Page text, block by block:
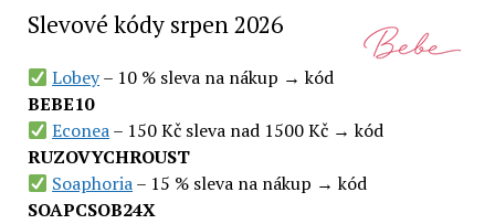
Slevové kódy srpen 2026
Lobey– 10 % sleva na nákup → kód
BEBE10
Econea– 150 Kč sleva nad 1500 Kč → kód
RUZOVYCHROUST
Soaphoria– 15 % sleva na nákup → kód
SOAPCSOB24X